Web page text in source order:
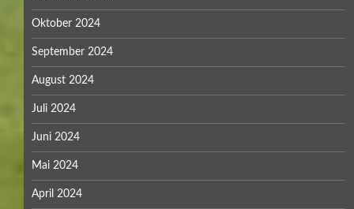
Oktober 2024
September 2024
August 2024
Juli 2024
Juni 2024
Mai 2024
April 2024